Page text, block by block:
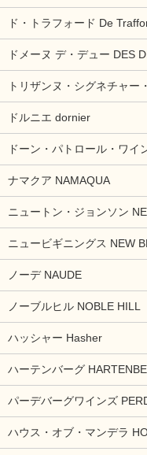
ド・トラフォード De
ドメーヌ デ・デュー DES
トリザンヌ・シグネチャ
ドルニエ dornier
ドーン・パトロール・ワイ
ナマクア NAMAQUA
ニュートン・ジョンソン
ニュービギニングス NEW
ノーデ NAUDE
ノーブルヒル NOBLE HILL
ハッシャー Hasher
ハーテンバーグ
パーデバーグワインズ
ハウス・オブ・マンデラ